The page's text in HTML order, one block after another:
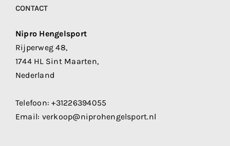
CONTACT
Nipro Hengelsport
Rijperweg 48,
1744 HL Sint Maarten,
Nederland
Telefoon:+31226394055
Email: verkoop@niprohengelsport.nl